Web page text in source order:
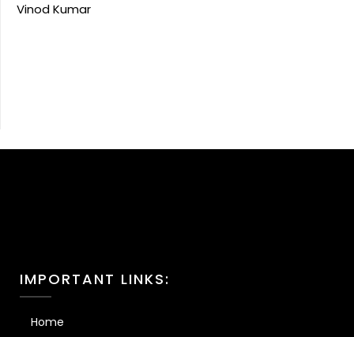
Vinod Kumar
IMPORTANT LINKS:
Home